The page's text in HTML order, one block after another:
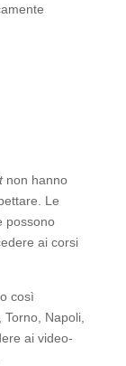
non hanno
Le
possono
ai corsi
così
Napoli,
ai video-